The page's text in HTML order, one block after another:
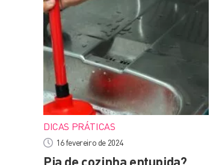
DICAS PRÁTICAS
16 fevereiro de 2024
Pia de cozinha entupida?